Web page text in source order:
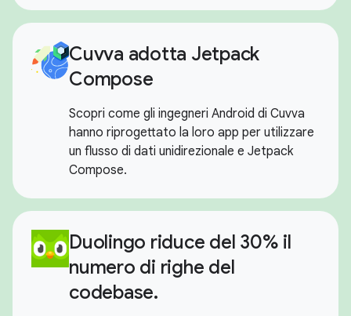
Cuvva adotta Jetpack
Compose
Scopri come gli ingegneri Android di Cuvva
hanno riprogettato la loro app per utilizzare
un flusso di dati unidirezionale e Jetpack
Compose.
Duolingo riduce del 30% il
numero di righe del
codebase.